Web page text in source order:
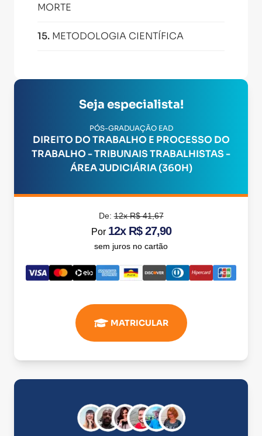
MORTE
15. METODOLOGIA CIENTÍFICA
Seja especialista!
PÓS-GRADUAÇÃO EAD
DIREITO DO TRABALHO E PROCESSO DO
TRABALHO - TRIBUNAIS TRABALHISTAS -
ÁREA JUDICIÁRIA (360H)
De:12x R$ 41,67
Por 12x R$ 27,90
sem juros no cartão
MATRICULAR